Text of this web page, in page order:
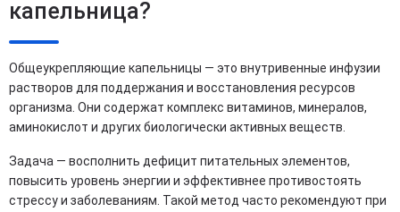
капельница?
Общеукрепляющие капельницы — это внутривенные инфузии
растворов для поддержания и восстановления ресурсов
организма. Они содержат комплекс витаминов, минералов,
аминокислот и других биологически активных веществ.
Задача — восполнить дефицит питательных элементов,
повысить уровень энергии и эффективнее противостоять
стрессу и заболеваниям. Такой метод часто рекомендуют при